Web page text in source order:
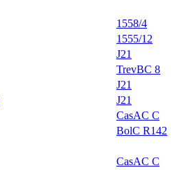
1558/4
1555/12
J21
TrevBC 8
J21
J21
CasAC C
BolC R142
CasAC C